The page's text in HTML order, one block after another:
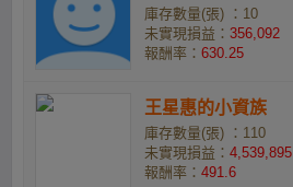
庫存數量(張) ：10
未實現損益： 356,092
報酬率： 630.25
王星惠的小資族
庫存數量(張) ：110
未實現損益： 4,539,895
報酬率： 491.6